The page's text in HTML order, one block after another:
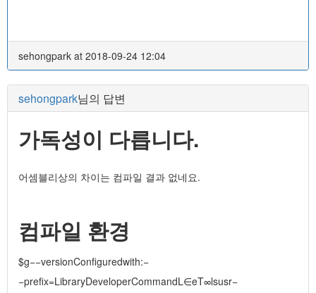
sehongpark at 2018-09-24 12:04
sehongpark님의 답변
가독성이 다릅니다.
어셈블리상의 차이는 컴파일 결과 없네요.
컴파일 환경
$g−−versionConfiguredwith:−
−prefix=LibraryDeveloperCommandL∈eT∞lsusr−